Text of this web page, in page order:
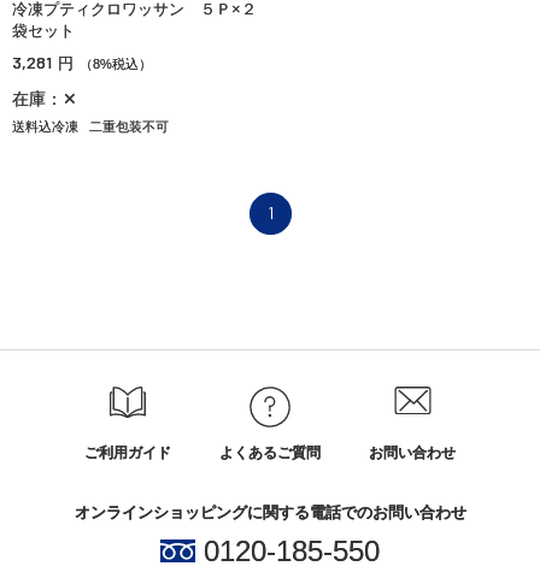
冷凍プティクロワッサン ５Ｐ×２
袋セット
3,281 円 （8%税込）
在庫：✕
送料込冷凍 二重包装不可
1
ご利用ガイド よくあるご質問 お問い合わせ
オンラインショッピングに関する電話でのお問い合わせ
0120-185-550